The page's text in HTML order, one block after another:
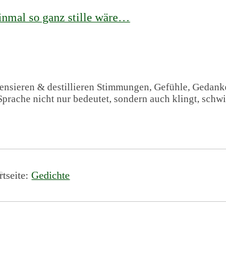
so ganz stille wäre…
& destillieren Stimmungen, Gefühle,
nicht nur bedeutet, sondern auch klingt,
Gedichte